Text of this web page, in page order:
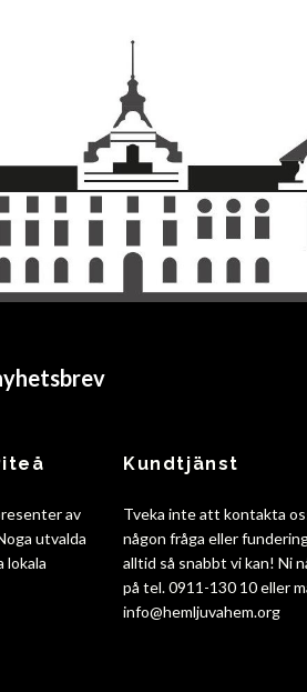
av
utvalda
lokala
Kundtjänst
Tveka inte att kontakta
någon fråga eller
alltid så snabbt vi kan! Ni
på tel. 0911-130 10 eller
info@hemljuvahem.org